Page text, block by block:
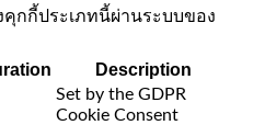
กกี้ประเภทนี้ผ่านระบบของ
Description
Set by the GDPR
Cookie Consent